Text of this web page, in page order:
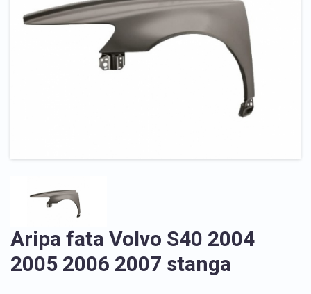
Aripa fata Volvo S40 2004
2005 2006 2007 stanga